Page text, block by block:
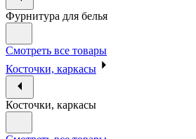
Фурнитура для белья
Смотреть все товары
Косточки, каркасы
Косточки, каркасы